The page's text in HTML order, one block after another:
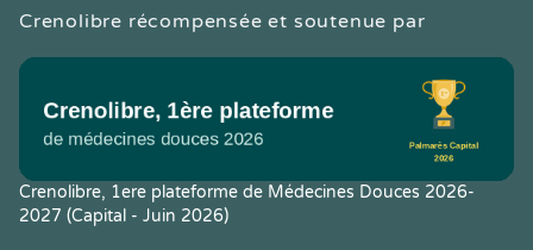
Crenolibre récompensée et soutenue par
Crenolibre, 1ere plateforme de Médecines Douces 2026-
2027 (Capital - Juin 2026)